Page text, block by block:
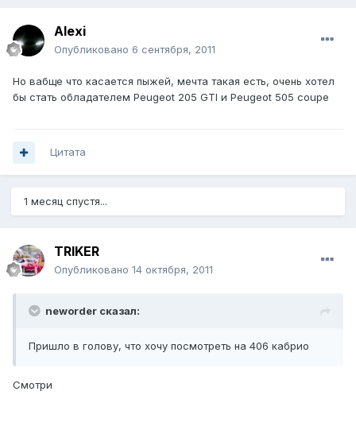
Alexi
Опубликовано 6 сентября, 2011
Но вабще что касается пыжей, мечта такая есть, очень хотел
бы стать обладателем Peugeot 205 GTI и Peugeot 505 coupe
Цитата
1 месяц спустя...
TRIKER
Опубликовано 14 октября, 2011
neworder сказал:
Пришло в голову, что хочу посмотреть на 406 кабрио
Смотри